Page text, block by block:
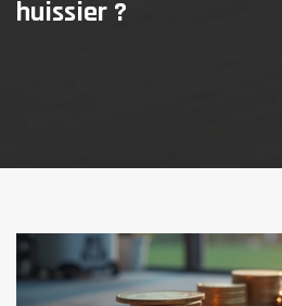
huissier ?